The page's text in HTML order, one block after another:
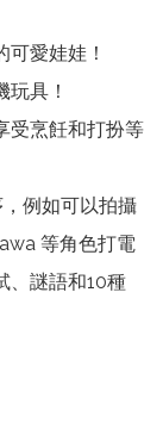
愛娃娃！
具！
受烹飪和打扮等
例如可以拍攝
等角色打電
、謎語和10種